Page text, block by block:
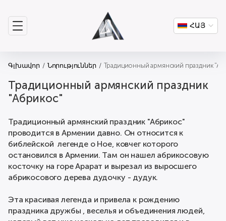
ՀԱՅ
Գլխավոր Նորություններ Традиционный армянский праздник
Традиционный армянский праздник
"Абрикос"
Традиционный армянский праздник "Абрикос"
проводится в Армении давно. Он относится к
библейской легенде о Ное, ковчег которого
остановился в Армении. Там он нашел абрикосовую
косточку на горе Арарат и вырезал из выросшего
абрикосового дерева дудочку - дудук.
Эта красивая легенда и привела к рождению
праздника дружбы , веселья и объединения людей,